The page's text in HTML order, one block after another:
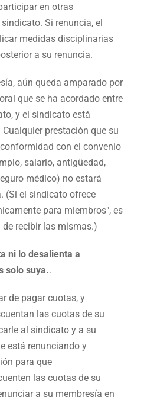
en otras
Si renuncia, el
medidas disciplinarias
a su renuncia.
aún queda amparado por
que se ha acordado entre
y el sindicato está
prestación que su
con el convenio
salario, antigüedad,
médico) no estará
(Si el sindicato ofrece
para miembros", es
de recibir las mismas.)
ni lo desalienta a
solo suya..
de pagar cuotas, y
las cuotas de su
al sindicato y a su
está renunciando y
para que
las cuotas de su
a su membresía en